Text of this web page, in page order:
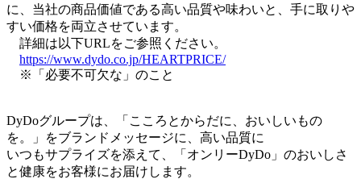
に、当社の商品価値である高い品質や味わいと、手に取りや
すい価格を両立させています。
詳細は以下URLをご参照ください。
https://www.dydo.co.jp/HEARTPRICE/
※「必要不可欠な」のこと
DyDoグループは、「こころとからだに、おいしいもの
を。」をブランドメッセージに、高い品質に
いつもサプライズを添えて、「オンリーDyDo」のおいしさ
と健康をお客様にお届けします。